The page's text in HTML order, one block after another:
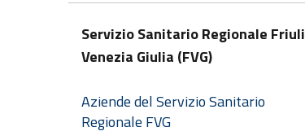
Servizio Sanitario Regionale Friuli
Venezia Giulia (FVG)
Aziende del Servizio Sanitario
Regionale FVG